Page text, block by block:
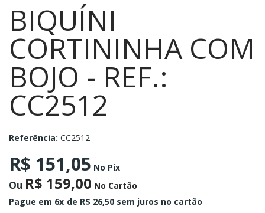
BIQUÍNI
CORTININHA COM
BOJO - REF.:
CC2512
Referência: CC2512
R$ 151,05 No Pix
Ou R$ 159,00 No Cartão
Pague em 6x de R$ 26,50 sem juros no cartão